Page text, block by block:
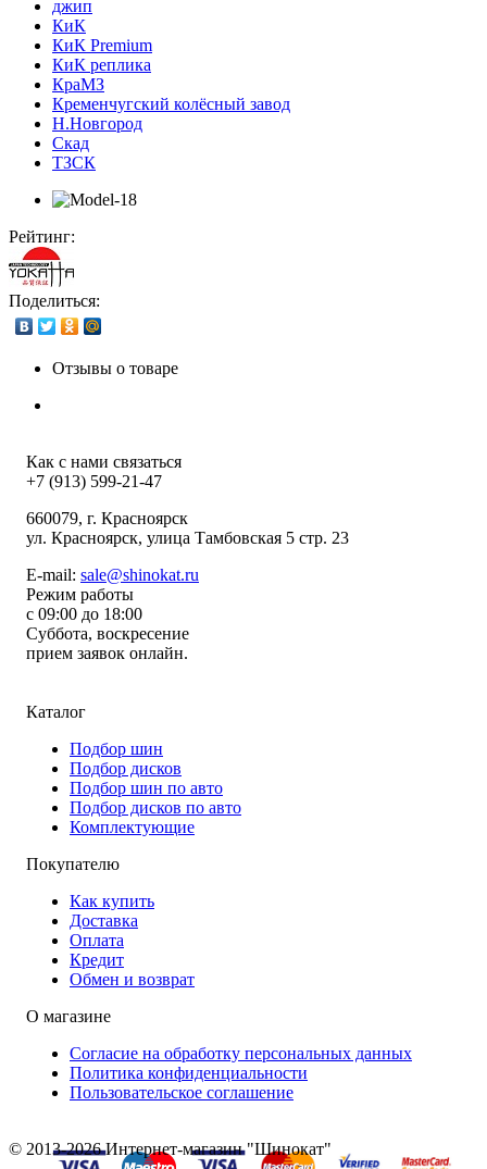
джип
КиК
КиК Premium
КиК реплика
КраМЗ
Кременчугский колёсный завод
Н.Новгород
Скад
ТЗСК
Рейтинг:
Поделиться:
Отзывы о товаре
Как с нами связаться
+7 (913) 599-21-47
660079, г. Красноярск
ул. Красноярск, улица Тамбовская 5 стр. 23
E-mail: sale@shinokat.ru
Режим работы
с 09:00 до 18:00
Суббота, воскресение
прием заявок онлайн.
Каталог
Подбор шин
Подбор дисков
Подбор шин по авто
Подбор дисков по авто
Комплектующие
Покупателю
Как купить
Доставка
Оплата
Кредит
Обмен и возврат
О магазине
Согласие на обработку персональных данных
Политика конфиденциальности
Пользовательское соглашение
© 2013-2026 Интернет-магазин "Шинокат"